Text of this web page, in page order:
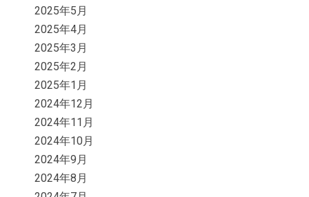
2025年5月
2025年4月
2025年3月
2025年2月
2025年1月
2024年12月
2024年11月
2024年10月
2024年9月
2024年8月